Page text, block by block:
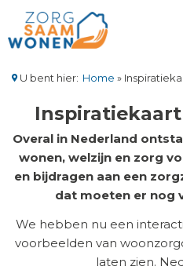
naar
de
gaanU bent hier: Home
Overal in Nederland
wonen, welzijn en zorg
en bijdragen aan een
dat moeten er nog
We hebben nu een
voorbeelden van
laten zien.